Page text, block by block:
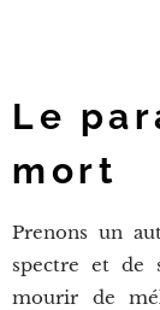
Le
mort
Prenons un
spectre et de
mourir de